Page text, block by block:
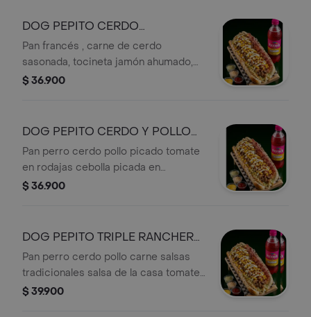
ML
DOG PEPITO CERDO
RANCHERO COMBO
Pan francés , carne de cerdo
sasonada, tocineta jamón ahumado,
ensalada de repollo zanahoria y
tradicionales y salsa de la casa, maíz
en juliana salteados papitas chips
gaseosa de 400 ML
$ 36.900
DOG PEPITO CERDO Y POLLO
RANCHERO-COMBO
Pan perro cerdo pollo picado tomate
en rodajas cebolla picada en
cuadritos salsas tradicionales salsa
pimentón salteados maíz tierno
dulces y gaseosa de 400 ML
$ 36.900
DOG PEPITO TRIPLE RANCHERO
COMBO
Pan perro cerdo pollo carne salsas
tradicionales salsa de la casa tomate
en rodajas cebolla picada en
$ 39.900